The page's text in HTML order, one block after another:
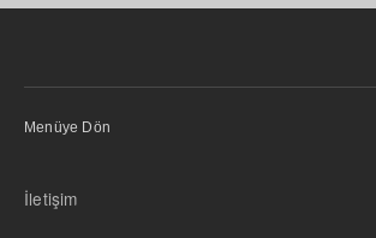
Menüye Dön
İletişim